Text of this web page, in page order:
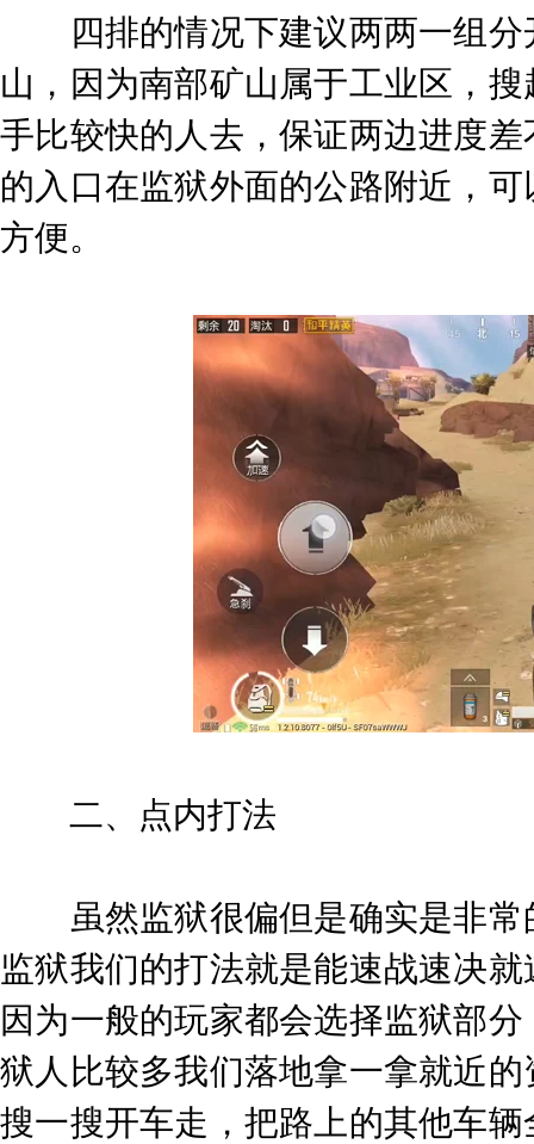
四排的情况下建议两两一组分
山，因为南部矿山属于工业区，
手比较快的人去，保证两边进度
的入口在监狱外面的公路附近，
方便。
二、点内打法
虽然监狱很偏但是确实是非常
监狱我们的打法就是能速战速决
因为一般的玩家都会选择监狱部
狱人比较多我们落地拿一拿就近
搜一搜开车走，把路上的其他车